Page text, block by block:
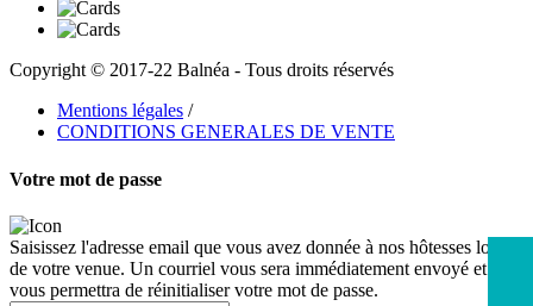
Copyright © 2017-22 Balnéa - Tous droits réservés
Mentions légales /
CONDITIONS GENERALES DE VENTE
Votre mot de passe
Saisissez l'adresse email que vous avez donnée à nos hôtesses lors
de votre venue. Un courriel vous sera immédiatement envoyé et
vous permettra de réinitialiser votre mot de passe.